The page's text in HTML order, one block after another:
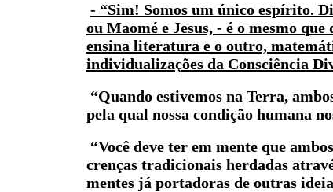
- “Sim! Somos um único espírito.
ou Maomé e Jesus, - é o mesmo
ensina literatura e o outro,
individualizações da Consciência
“Quando estivemos na Terra,
pela qual nossa condição humana
“Você deve ter em mente que
crenças tradicionais herdadas
mentes já portadoras de outras